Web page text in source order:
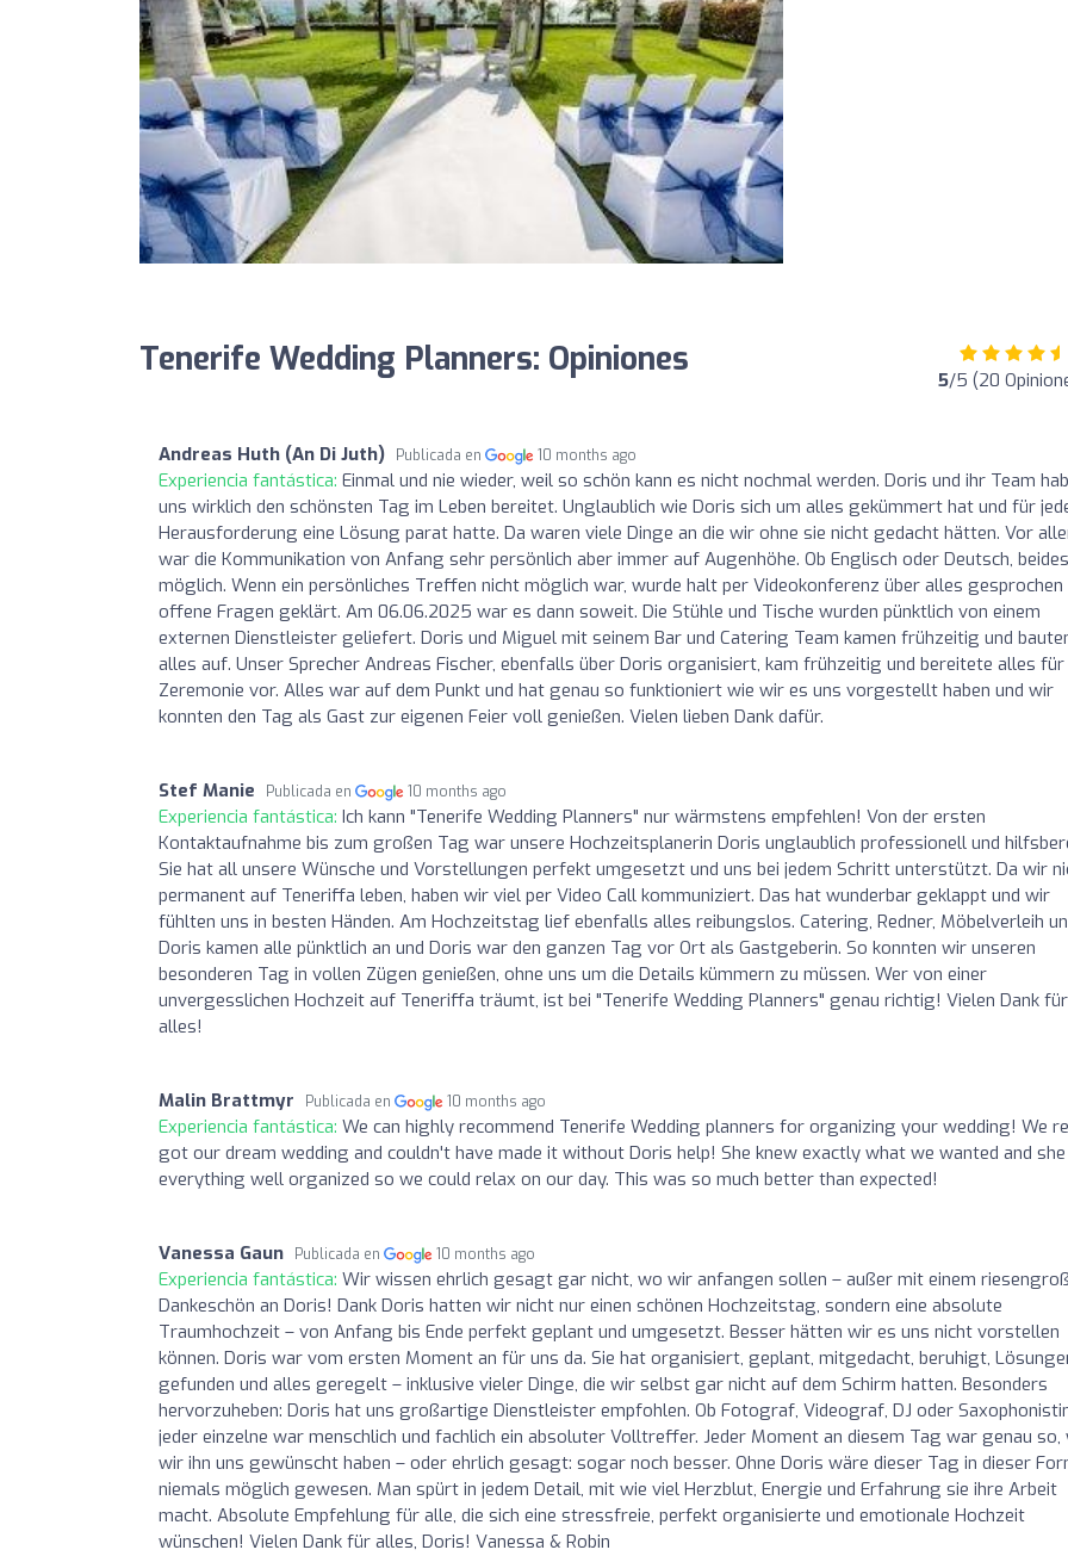
Tenerife Wedding Planners: Opiniones 5/5 (20
Andreas Huth (An Di Juth) Publicada en 10 months ago
Experiencia fantástica: Einmal und nie wieder, weil so schön kann es nicht nochmal werden. Doris und ihr Team
uns wirklich den schönsten Tag im Leben bereitet. Unglaublich wie Doris sich um alles gekümmert hat und für
Herausforderung eine Lösung parat hatte. Da waren viele Dinge an die wir ohne sie nicht gedacht hätten. Vor
war die Kommunikation von Anfang sehr persönlich aber immer auf Augenhöhe. Ob Englisch oder Deutsch,
möglich. Wenn ein persönliches Treffen nicht möglich war, wurde halt per Videokonferenz über alles gesprochen
offene Fragen geklärt. Am 06.06.2025 war es dann soweit. Die Stühle und Tische wurden pünktlich von einem
externen Dienstleister geliefert. Doris und Miguel mit seinem Bar und Catering Team kamen frühzeitig und
alles auf. Unser Sprecher Andreas Fischer, ebenfalls über Doris organisiert, kam frühzeitig und bereitete alles für
Zeremonie vor. Alles war auf dem Punkt und hat genau so funktioniert wie wir es uns vorgestellt haben und wir
konnten den Tag als Gast zur eigenen Feier voll genießen. Vielen lieben Dank dafür.
Stef Manie Publicada en 10 months ago
Experiencia fantástica: Ich kann "Tenerife Wedding Planners" nur wärmstens empfehlen! Von der ersten
Kontaktaufnahme bis zum großen Tag war unsere Hochzeitsplanerin Doris unglaublich professionell und
Sie hat all unsere Wünsche und Vorstellungen perfekt umgesetzt und uns bei jedem Schritt unterstützt. Da wir
permanent auf Teneriffa leben, haben wir viel per Video Call kommuniziert. Das hat wunderbar geklappt und wir
fühlten uns in besten Händen. Am Hochzeitstag lief ebenfalls alles reibungslos. Catering, Redner, Möbelverleih
Doris kamen alle pünktlich an und Doris war den ganzen Tag vor Ort als Gastgeberin. So konnten wir unseren
besonderen Tag in vollen Zügen genießen, ohne uns um die Details kümmern zu müssen. Wer von einer
unvergesslichen Hochzeit auf Teneriffa träumt, ist bei "Tenerife Wedding Planners" genau richtig! Vielen Dank für
alles!
Malin Brattmyr Publicada en 10 months ago
Experiencia fantástica: We can highly recommend Tenerife Wedding planners for organizing your wedding! We
got our dream wedding and couldn't have made it without Doris help! She knew exactly what we wanted and
everything well organized so we could relax on our day. This was so much better than expected!
Vanessa Gaun Publicada en 10 months ago
Experiencia fantástica: Wir wissen ehrlich gesagt gar nicht, wo wir anfangen sollen – außer mit einem
Dankeschön an Doris! Dank Doris hatten wir nicht nur einen schönen Hochzeitstag, sondern eine absolute
Traumhochzeit – von Anfang bis Ende perfekt geplant und umgesetzt. Besser hätten wir es uns nicht vorstellen
können. Doris war vom ersten Moment an für uns da. Sie hat organisiert, geplant, mitgedacht, beruhigt,
gefunden und alles geregelt – inklusive vieler Dinge, die wir selbst gar nicht auf dem Schirm hatten. Besonders
hervorzuheben: Doris hat uns großartige Dienstleister empfohlen. Ob Fotograf, Videograf, DJ oder
jeder einzelne war menschlich und fachlich ein absoluter Volltreffer. Jeder Moment an diesem Tag war genau so,
wir ihn uns gewünscht haben – oder ehrlich gesagt: sogar noch besser. Ohne Doris wäre dieser Tag in dieser
niemals möglich gewesen. Man spürt in jedem Detail, mit wie viel Herzblut, Energie und Erfahrung sie ihre Arbeit
macht. Absolute Empfehlung für alle, die sich eine stressfreie, perfekt organisierte und emotionale Hochzeit
wünschen! Vielen Dank für alles, Doris! Vanessa & Robin